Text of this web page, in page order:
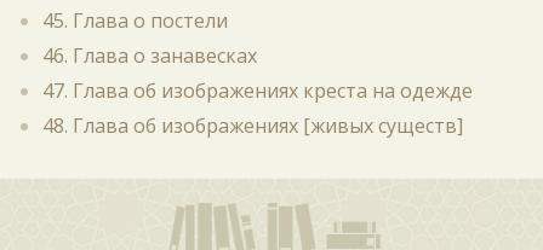
45. Глава о постели
46. Глава о занавесках
47. Глава об изображениях креста на одежде
48. Глава об изображениях [живых существ]